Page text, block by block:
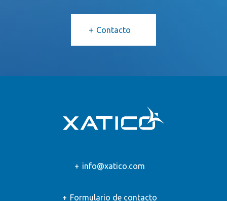
Contacto
info@xatico.com
Formulario de contacto